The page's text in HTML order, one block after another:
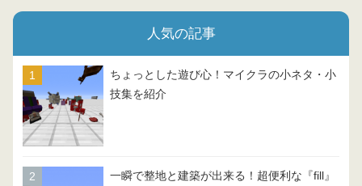
人気の記事
ちょっとした遊び心！マイクラの小ネタ・小
技集を紹介
一瞬で整地と建築が出来る！超便利な『fill』